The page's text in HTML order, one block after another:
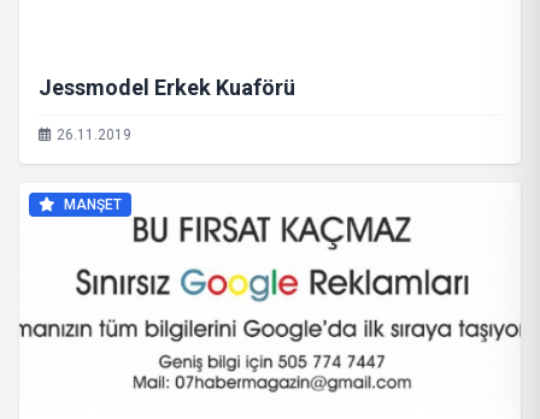
Jessmodel Erkek Kuaförü
26.11.2019
MANŞET